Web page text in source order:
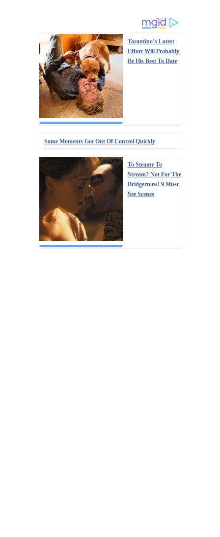
Tarantino’s Latest
Effort Will Probably
Be His Best To Date
Some Moments Got Out Of Control Quickly
To Steamy To
Stream? Not For The
Bridgertons! 9 Must-
See Scenes